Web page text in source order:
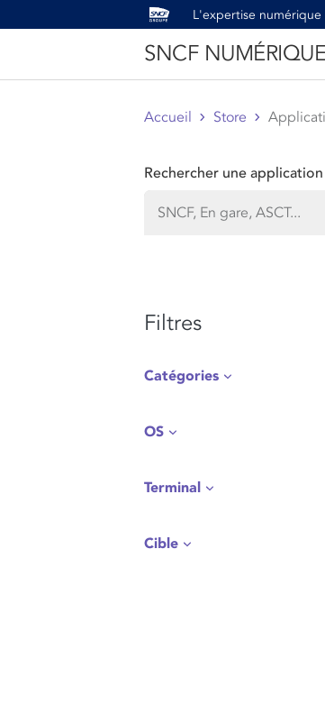
L'expertise
SNCF NUMÉRIQUE
Accueil Store
Rechercher une application
Filtres
Catégories
OS
Terminal
Cible